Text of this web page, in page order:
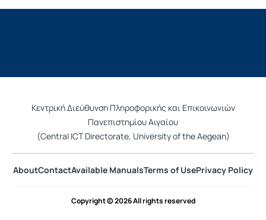
Κεντρική Διεύθυνση Πληροφορικής και Επικοινωνιών
Πανεπιστημίου Αιγαίου
(Central ICT Directorate, University of the Aegean)
AboutContactAvailable ManualsTerms of UsePrivacy Policy
Copyright © 2026 All rights reserved